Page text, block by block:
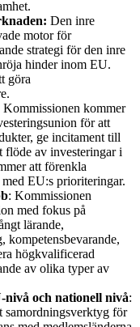
Den inre
motor för
strategi för den inre
hinder inom EU.
göra
Kommissionen kommer
för att
ge incitament till
flöde av investeringar i
att förenkla
EU:s prioriteringar.
: Kommissionen
med fokus på
lärande,
kompetensbevarande,
högkvalificerad
av olika typer av
och nationell nivå:
samordningsverktyg för